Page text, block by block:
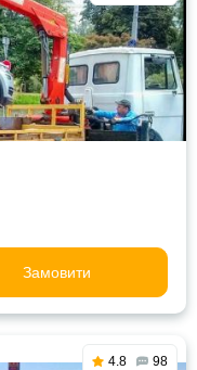
Замовити
4.8 98